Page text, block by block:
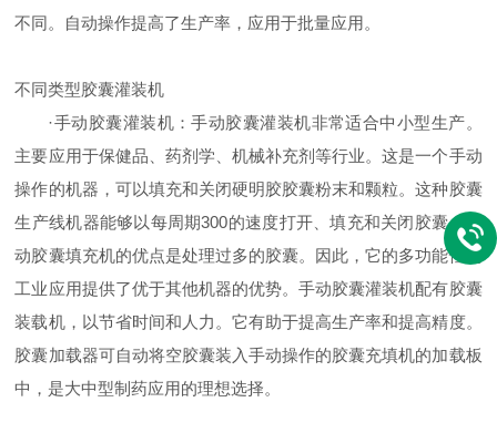
不同。自动操作提高了生产率，应用于批量应用。
不同类型胶囊灌装机
·手动胶囊灌装机：手动胶囊灌装机非常适合中小型生产。
主要应用于保健品、药剂学、机械补充剂等行业。这是一个手动
操作的机器，可以填充和关闭硬明胶胶囊粉末和颗粒。这种胶囊
生产线机器能够以每周期300的速度打开、填充和关闭胶囊。手
动胶囊填充机的优点是处理过多的胶囊。因此，它的多功能性为
工业应用提供了优于其他机器的优势。手动胶囊灌装机配有胶囊
装载机，以节省时间和人力。它有助于提高生产率和提高精度。
胶囊加载器可自动将空胶囊装入手动操作的胶囊充填机的加载板
中，是大中型制药应用的理想选择。